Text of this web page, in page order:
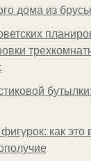
дома из
как это